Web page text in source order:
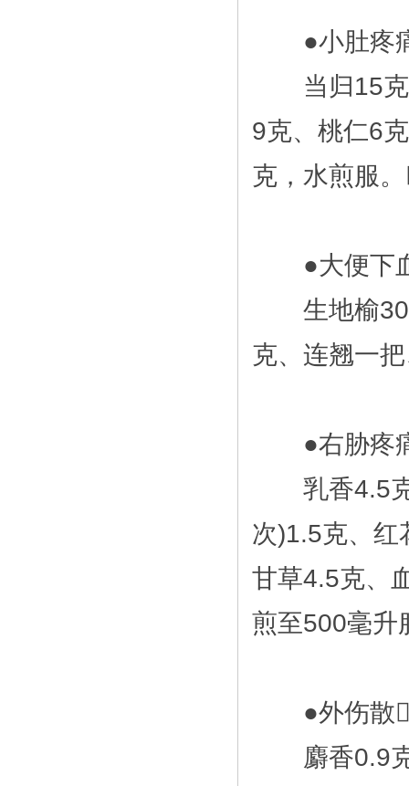
●小肚疼
当归15克
9克、桃仁6
克，水煎服
●大便下
生地榆30
克、连翘一
●右胁疼
乳香4.5克
次)1.5克、红
甘草4.5克、
煎至500毫升
●外伤散
麝香0.9克